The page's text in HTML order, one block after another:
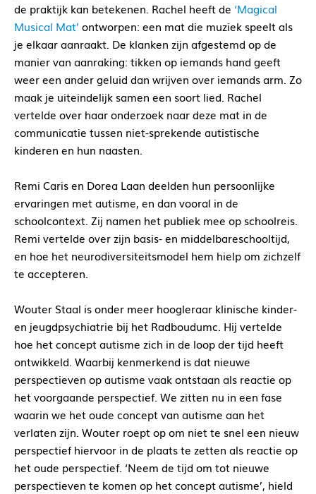
de praktijk kan betekenen. Rachel heeft de ‘Magical
Musical Mat’ ontworpen: een mat die muziek speelt als
je elkaar aanraakt. De klanken zijn afgestemd op de
manier van aanraking: tikken op iemands hand geeft
weer een ander geluid dan wrijven over iemands arm. Zo
maak je uiteindelijk samen een soort lied. Rachel
vertelde over haar onderzoek naar deze mat in de
communicatie tussen niet-sprekende autistische
kinderen en hun naasten.
Remi Caris en Dorea Laan deelden hun persoonlijke
ervaringen met autisme, en dan vooral in de
schoolcontext. Zij namen het publiek mee op schoolreis.
Remi vertelde over zijn basis- en middelbareschooltijd,
en hoe het neurodiversiteitsmodel hem hielp om zichzelf
te accepteren.
Wouter Staal is onder meer hoogleraar klinische kinder-
en jeugdpsychiatrie bij het Radboudumc. Hij vertelde
hoe het concept autisme zich in de loop der tijd heeft
ontwikkeld. Waarbij kenmerkend is dat nieuwe
perspectieven op autisme vaak ontstaan als reactie op
het voorgaande perspectief. We zitten nu in een fase
waarin we het oude concept van autisme aan het
verlaten zijn. Wouter roept op om niet te snel een nieuw
perspectief hiervoor in de plaats te zetten als reactie op
het oude perspectief. ‘Neem de tijd om tot nieuwe
perspectieven te komen op het concept autisme’, hield